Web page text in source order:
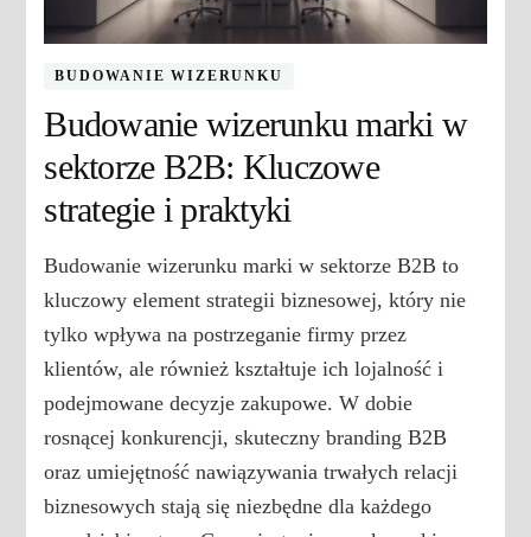
BUDOWANIE WIZERUNKU
Budowanie wizerunku marki w
sektorze B2B: Kluczowe
strategie i praktyki
Budowanie wizerunku marki w sektorze B2B to
kluczowy element strategii biznesowej, który nie
tylko wpływa na postrzeganie firmy przez
klientów, ale również kształtuje ich lojalność i
podejmowane decyzje zakupowe. W dobie
rosnącej konkurencji, skuteczny branding B2B
oraz umiejętność nawiązywania trwałych relacji
biznesowych stają się niezbędne dla każdego